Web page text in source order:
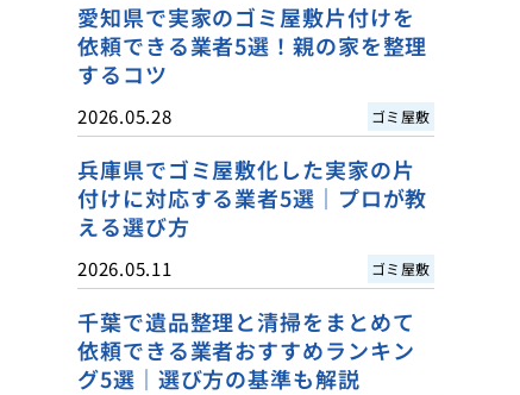
愛知県で実家のゴミ屋敷片付けを
依頼できる業者5選！親の家を整理
するコツ
2026.05.28 ゴミ屋敷
兵庫県でゴミ屋敷化した実家の片
付けに対応する業者5選｜プロが教
える選び方
2026.05.11 ゴミ屋敷
千葉で遺品整理と清掃をまとめて
依頼できる業者おすすめランキン
グ5選｜選び方の基準も解説